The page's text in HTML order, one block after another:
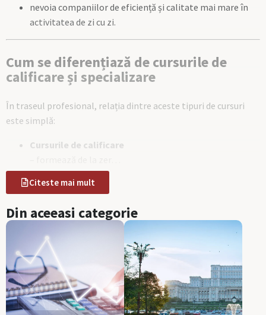
nevoia companiilor de eficiență și calitate mai mare în
activitatea de zi cu zi.
Cum se diferențiază de cursurile de
calificare și specializare
În traseul profesional, relația dintre aceste tipuri de cursuri
este simplă:
Cursurile de calificare
Citeste mai mult
Din aceeasi categorie